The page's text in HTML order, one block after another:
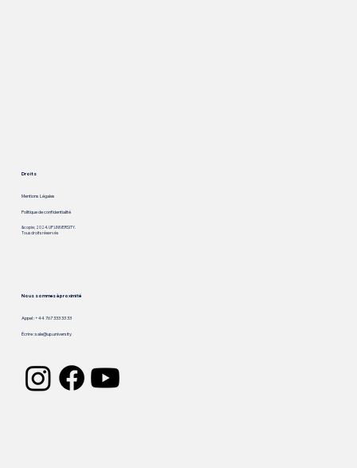
Droits
Mentions Légales
Politique de confidentialité
&copie; 2024. UP.UNIVERSITY.
Tous droits réservés
Nous sommes à proximité
Écrire :sale@up.university
Appel : +44 767 333 33 33